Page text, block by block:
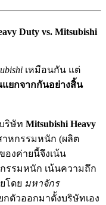
Duty vs. Mitsubishi
เหมือนกัน แต่
ยกจากกันอย่างสิ้น
ริษัท Mitsubishi Heavy
หกรรมหนัก (ผลิต
องค่ายนี้จึงเน้น
รรมหนัก เน้นความถึก
โดย มหาจักร
กตัวออกมาตั้งบริษัทเอง